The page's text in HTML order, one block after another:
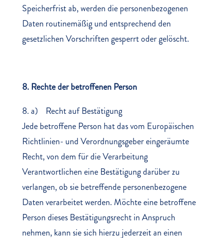
Speicherfrist ab, werden die personenbezogenen
Daten routinemäßig und entsprechend den
gesetzlichen Vorschriften gesperrt oder gelöscht.
8. Rechte der betroffenen Person
8. a) Recht auf Bestätigung
Jede betroffene Person hat das vom Europäischen
Richtlinien- und Verordnungsgeber eingeräumte
Recht, von dem für die Verarbeitung
Verantwortlichen eine Bestätigung darüber zu
verlangen, ob sie betreffende personenbezogene
Daten verarbeitet werden. Möchte eine betroffene
Person dieses Bestätigungsrecht in Anspruch
nehmen, kann sie sich hierzu jederzeit an einen